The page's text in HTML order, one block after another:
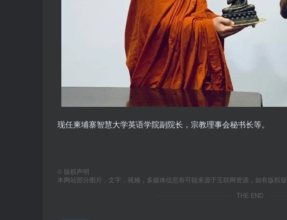
现任柬埔寨智慧大学英语学院副院长，宗教理事会秘书长等。
© 版权声明
本网站部分图片，文字，视频，多媒体信息有可能来源于互联网资源，如有版权
THE END